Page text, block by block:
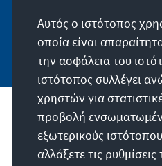
Jetzt
Την παραγγελία μας
Επικοινωνία
Αυτός ο ιστότοπος
οποία είναι
την ασφάλεια του
ιστότοπος συλλέγει
χρηστών για
προβολή
εξωτερικούς
αλλάξετε τις